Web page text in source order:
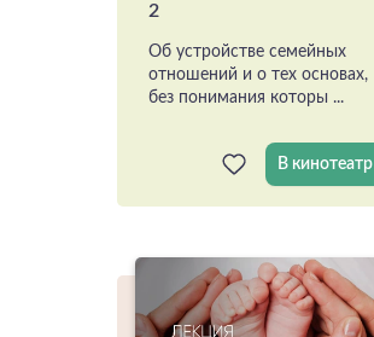
2
Об устройстве семейных
отношений и о тех основах,
без понимания которы ...
В кинотеатр